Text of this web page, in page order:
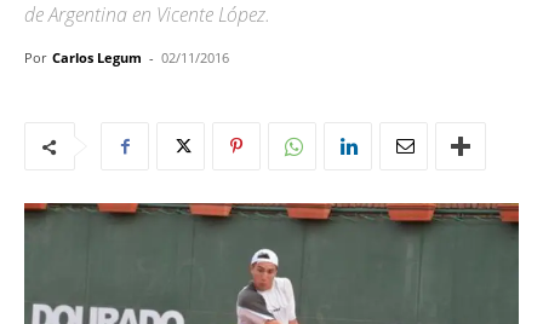
de Argentina en Vicente López.
Por Carlos Legum - 02/11/2016